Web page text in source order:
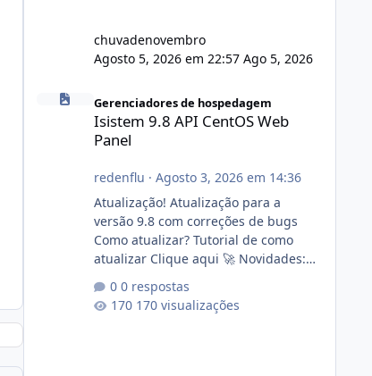
chuvadenovembro
Agosto 5, 2026 em 22:57 Ago 5, 2026
Isistem 9.8 API CentOS Web Panel
Gerenciadores de hospedagem
Isistem 9.8 API CentOS Web
Panel
redenflu · Agosto 3, 2026 em 14:36
Atualização! Atualização para a
versão 9.8 com correções de bugs
Como atualizar? Tutorial de como
atualizar Clique aqui 🚀 Novidades:
publico para consulta de sub.dominio
autorizado a usasr o isistem:
0 respostas
170 visualizações